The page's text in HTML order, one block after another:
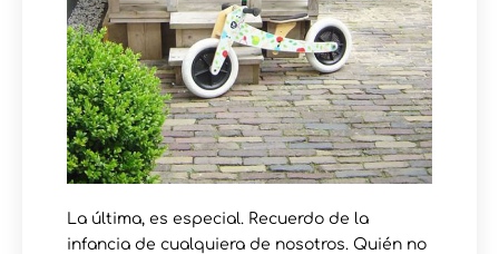
La última, es especial. Recuerdo de la
infancia de cualquiera de nosotros. Quién no